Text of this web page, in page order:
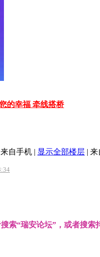
的幸福 牵线搭桥
来自手机 | 显示全部楼层 | 来
索“瑞安论坛”，或者搜索